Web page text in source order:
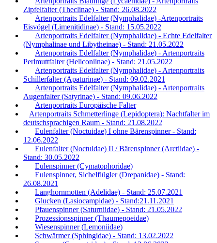
Zipfelfalter (Theclinae) - Stand: 26.08.2022
Artenportraits Edelfalter (Nymphalidae) -Artenportraits
Eisvögel (Limenitidinae) - Stand: 15.05.2022
Artenportraits Edelfalter (Nymphalidae) - Echte Edelfalter
(Nymphalinae und Libytheinae) - Stand: 21.05.2022
Artenportraits Edelfalter (Nymphalidae) - Artenportraits
Perlmuttfalter (Heliconiinae) - Stand: 21.05.2022
Artenportraits Edelfalter (Nymphalidae) - Artenportraits
Schillerfalter (Apaturinae) - Stand: 09.02.2021
Artenportraits Edelfalter (Nymphalidae) - Artenportraits
Augenfalter (Satyrinae) - Stand: 09.06.2022
Artenportraits Europäische Falter
Artenportraits Schmetterlinge (Lepidoptera): Nachtfalter im
deutschsprachigen Raum - Stand: 21.08.2022
Eulenfalter (Noctuidae) I ohne Bärenspinner - Stand:
12.06.2022
Eulenfalter (Noctuidae) II / Bärenspinner (Arctiidae) -
Stand: 30.05.2022
Eulenspinner (Cymatophoridae)
Eulenspinner, Sichelflügler (Drepanidae) - Stand:
26.08.2021
Langhornmotten (Adelidae) - Stand: 25.07.2021
Glucken (Lasiocampidae) - Stand:21.11.2021
Pfauenspinner (Saturniidae) - Stand: 21.05.2022
Prozessionsspinner (Thaumepoeidae)
Wiesenspinner (Lemoniidae)
Schwärmer (Sphingidae) - Stand: 13.02.2022